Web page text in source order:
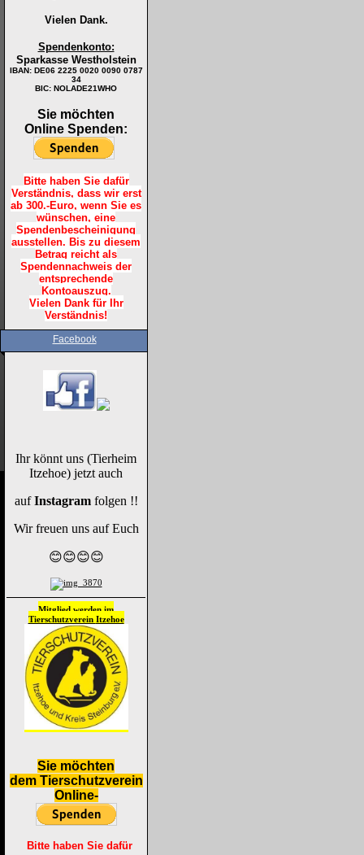
Vielen Dank.
Spendenkonto:
Sparkasse Westholstein
IBAN: DE06 2225 0020 0090 0787
34
BIC: NOLADE21WHO
Sie möchten
Online Spenden:
Bitte haben Sie dafür
Verständnis, dass wir erst
ab 300.-Euro, wenn Sie es
wünschen, eine
Spendenbescheinigung
ausstellen. Bis zu diesem
Betrag reicht als
Spendennachweis der
entsprechende
Kontoauszug.
Vielen Dank für Ihr
Verständnis!
Facebook
Ihr könnt uns (Tierheim
Itzehoe) jetzt auch
aufInstagramfolgen !!
Wir freuen uns auf Euch
😊😊😊😊
Mitglied werden im
Tierschutzverein Itzehoe
Sie möchten
dem Tierschutzverein
Online-
Bitte haben Sie dafür